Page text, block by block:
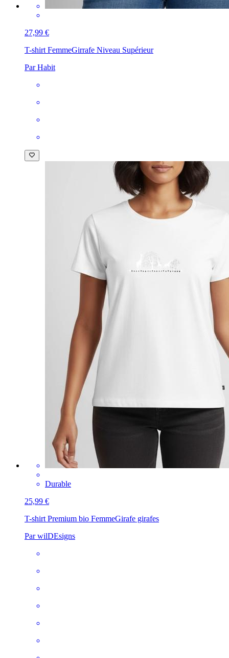
27,99 €
T-shirt FemmeGirrafe Niveau Supérieur
Par Habit
Durable
25,99 €
T-shirt Premium bio FemmeGirafe girafes
Par wilDEsigns